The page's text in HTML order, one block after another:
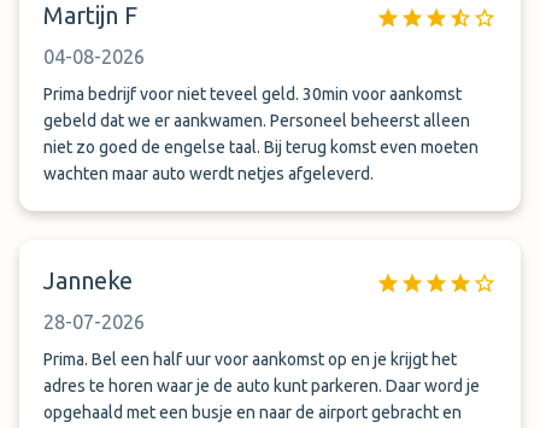
Martijn F
04-08-2026
Prima bedrijf voor niet teveel geld. 30min voor aankomst
gebeld dat we er aankwamen. Personeel beheerst alleen
niet zo goed de engelse taal. Bij terug komst even moeten
wachten maar auto werdt netjes afgeleverd.
Janneke
28-07-2026
Prima. Bel een half uur voor aankomst op en je krijgt het
adres te horen waar je de auto kunt parkeren. Daar word je
opgehaald met een busje en naar de airport gebracht en